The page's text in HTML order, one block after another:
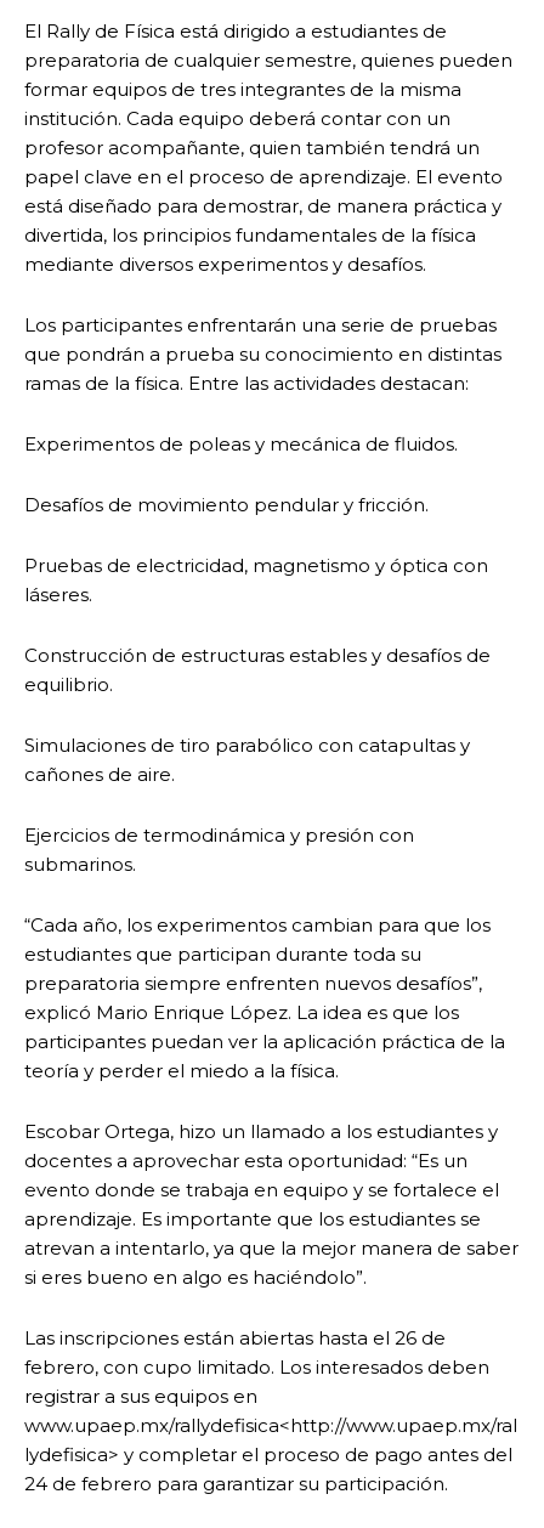
El Rally de Física está dirigido a estudiantes de
preparatoria de cualquier semestre, quienes pueden
formar equipos de tres integrantes de la misma
institución. Cada equipo deberá contar con un
profesor acompañante, quien también tendrá un
papel clave en el proceso de aprendizaje. El evento
está diseñado para demostrar, de manera práctica y
divertida, los principios fundamentales de la física
mediante diversos experimentos y desafíos.
Los participantes enfrentarán una serie de pruebas
que pondrán a prueba su conocimiento en distintas
ramas de la física. Entre las actividades destacan:
Experimentos de poleas y mecánica de fluidos.
Desafíos de movimiento pendular y fricción.
Pruebas de electricidad, magnetismo y óptica con
láseres.
Construcción de estructuras estables y desafíos de
equilibrio.
Simulaciones de tiro parabólico con catapultas y
cañones de aire.
Ejercicios de termodinámica y presión con
submarinos.
“Cada año, los experimentos cambian para que los
estudiantes que participan durante toda su
preparatoria siempre enfrenten nuevos desafíos”,
explicó Mario Enrique López. La idea es que los
participantes puedan ver la aplicación práctica de la
teoría y perder el miedo a la física.
Escobar Ortega, hizo un llamado a los estudiantes y
docentes a aprovechar esta oportunidad: “Es un
evento donde se trabaja en equipo y se fortalece el
aprendizaje. Es importante que los estudiantes se
atrevan a intentarlo, ya que la mejor manera de saber
si eres bueno en algo es haciéndolo”.
Las inscripciones están abiertas hasta el 26 de
febrero, con cupo limitado. Los interesados deben
registrar a sus equipos en
www.upaep.mx/rallydefisica<http://www.upaep.mx/ral
lydefisica> y completar el proceso de pago antes del
24 de febrero para garantizar su participación.